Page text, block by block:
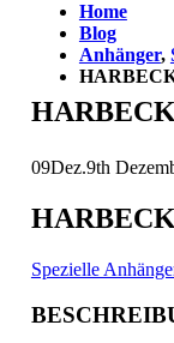
Home
Blog
Anhänger,
09Dez.9th
Spezielle